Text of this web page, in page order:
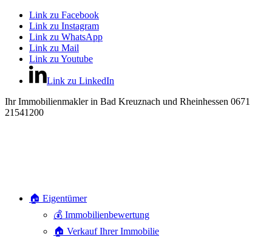
Link zu Facebook
Link zu Instagram
Link zu WhatsApp
Link zu Mail
Link zu Youtube
Link zu LinkedIn
Ihr Immobilienmakler in Bad Kreuznach und Rheinhessen 0671
21541200
🏠 Eigentümer
💰 Immobilienbewertung
🏠 Verkauf Ihrer Immobilie